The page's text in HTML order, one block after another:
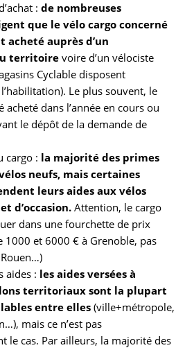
: de nombreuses
que le vélo cargo concerné
acheté auprès d’un
territoire voire d’un vélociste
Cyclable disposent
Le plus souvent, le
dans l’année en cours ou
le dépôt de la demande de
cargo : la majorité des primes
neufs, mais certaines
leurs aides aux vélos
d’occasion. Attention, le cargo
dans une fourchette de prix
1000 et 6000 € à Grenoble, pas
aides : les aides versées à
territoriaux sont la plupart
entre elles (ville+métropole,
mais ce n’est pas
le cas. Par ailleurs, la majorité des